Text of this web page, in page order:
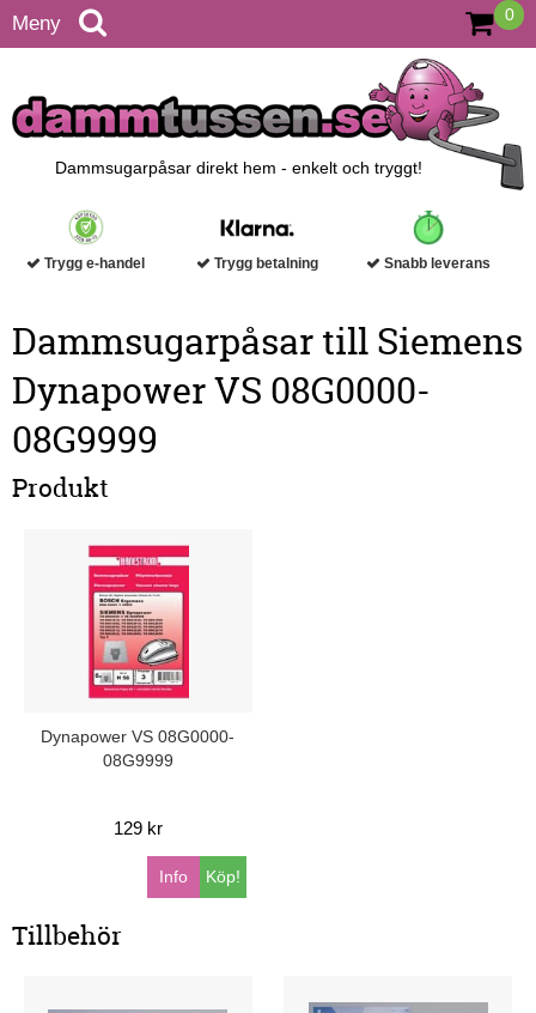
Meny 0
Dammsugarpåsar direkt hem - enkelt och tryggt!
Trygg e-handel Trygg betalning Snabb leverans
Dammsugarpåsar till Siemens
Dynapower VS 08G0000-
08G9999
Produkt
Dynapower VS 08G0000-
08G9999
129 kr
Köp!
Info
Tillbehör